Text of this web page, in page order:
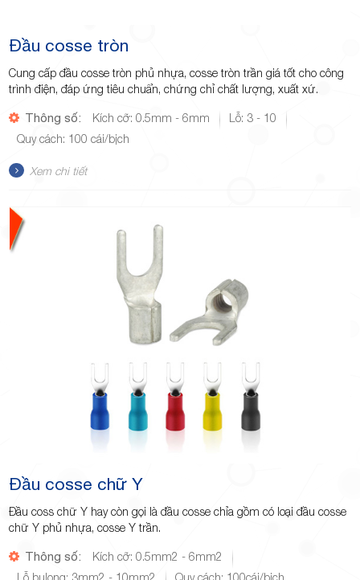
TP.HCM
Đầu cosse tròn
Cung cấp đầu cosse tròn phủ nhựa, cosse tròn trần giá tốt cho công
trình điện, đáp ứng tiêu chuẩn, chứng chỉ chất lượng, xuất xứ.
Thông số: Kích cỡ: 0.5mm - 6mm
Lỗ: 3 - 10
Quy cách: 100 cái/bịch
Xem chi tiết
Đầu cosse chữ Y
Đầu coss chữ Y hay còn gọi là đầu cosse chỉa gồm có loại đầu cosse
chữ Y phủ nhựa, cosse Y trần.
Thông số:
Kích cỡ: 0.5mm2 - 6mm2
Lỗ bulong: 3mm2 - 10mm2
Quy cách: 100cái/bịch